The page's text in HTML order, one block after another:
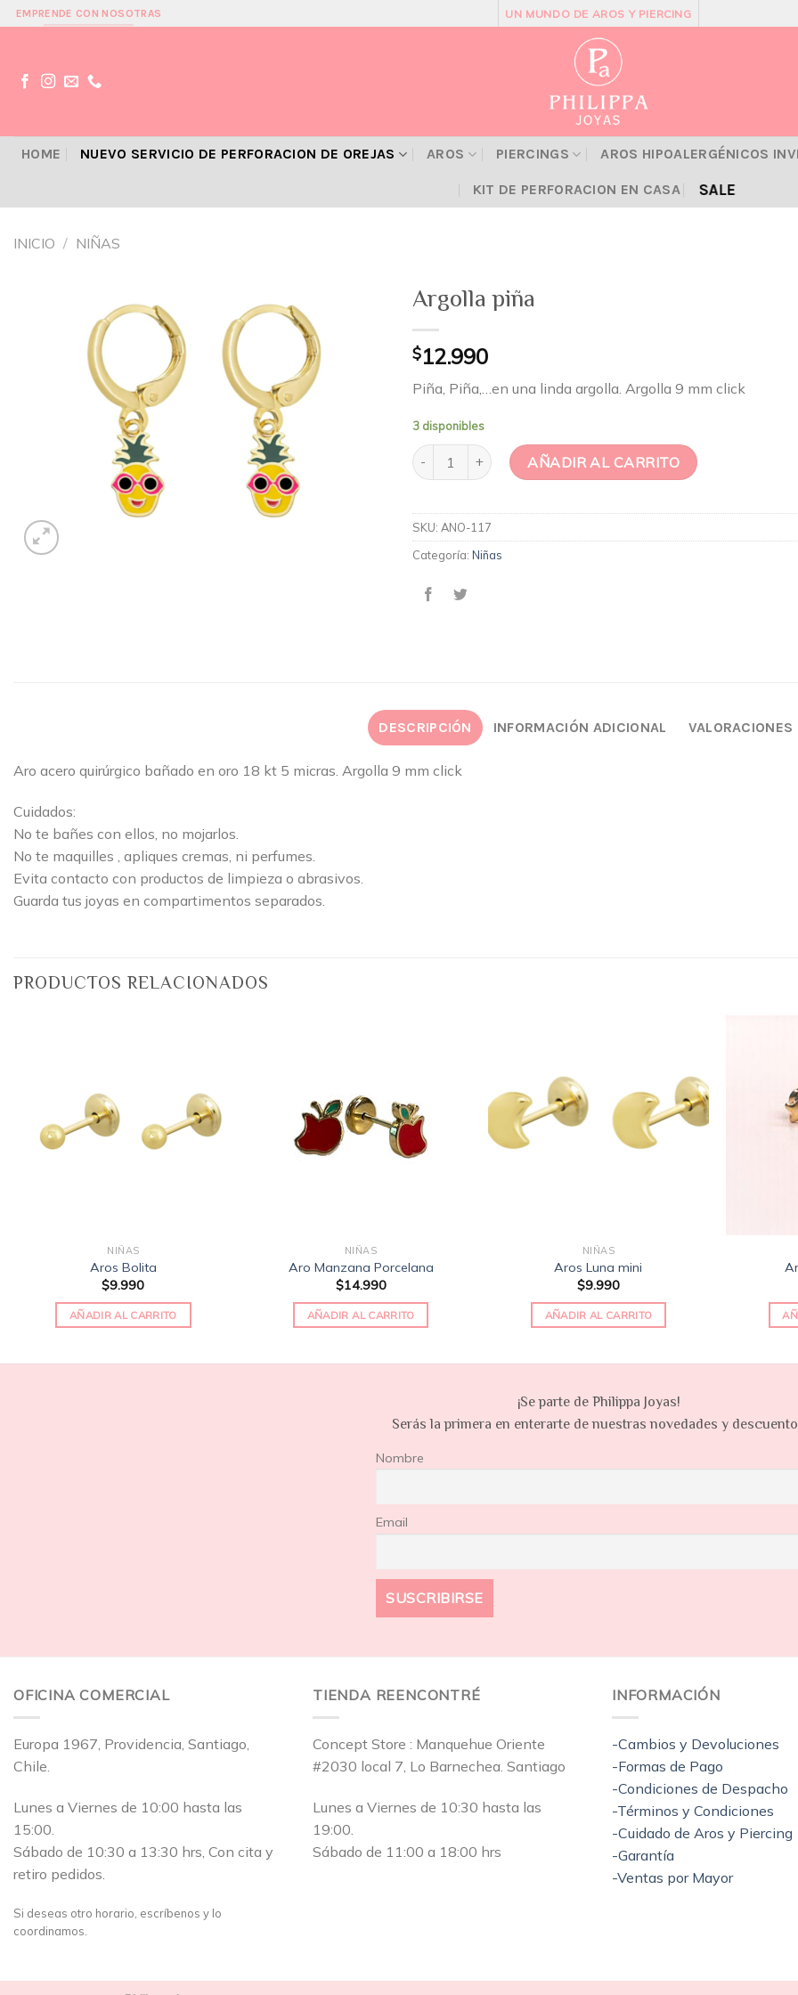
Skip
EMPRENDE CON NOSOTRAS UN MUNDO DE AROS Y PIERCING
HOME NUEVO SERVICIO DE PERFORACION DE OREJAS AROS PIERCINGS AROS HIPOALERGÉNICOS
KIT DE PERFORACION EN CASA SALE
INICIO / NIÑAS
Argolla piña
$12.990
Piña, Piña,…en una linda argolla. Argolla 9 mm click
3 disponibles
Argolla piña cantidadAÑADIR AL CARRITO
SKU: ANO-117
Categoría: Niñas
DESCRIPCIÓN INFORMACIÓN ADICIONAL
Aro acero quirúrgico bañado en oro 18 kt 5 micras. Argolla 9 mm click
Cuidados:
No te bañes con ellos, no mojarlos.
No te maquilles , apliques cremas, ni perfumes.
Evita contacto con productos de limpieza o abrasivos.
Guarda tus joyas en compartimentos separados.
PRODUCTOS RELACIONADOS
de
deseos
NIÑAS
Aros Bolita
$9.990
AÑADIR AL CARRITO
deseos
NIÑAS
Aro Manzana Porcelana
$14.990
AÑADIR AL CARRITO
a la
lista
de
deseos
NIÑAS
Aros Luna mini
$9.990
AÑADIR AL CARRITO
¡Se parte de Philippa Joyas!
Serás la primera en enterarte de nuestras novedades y
Nombre
Email
OFICINA COMERCIAL
Europa 1967, Providencia, Santiago,
Chile.
Lunes a Viernes de 10:00 hasta las
15:00.
Sábado de 10:30 a 13:30 hrs, Con cita y
retiro pedidos.
Si deseas otro horario, escríbenos y lo
coordinamos.
TIENDA REENCONTRÉ
Concept Store : Manquehue Oriente
#2030 local 7, Lo Barnechea. Santiago
Lunes a Viernes de 10:30 hasta las
19:00.
Sábado de 11:00 a 18:00 hrs
INFORMACIÓN
-Cambios y Devoluciones
-Formas de Pago
-Condiciones de Despacho
-Términos y Condiciones
-Cuidado de Aros y Piercing
-Garantía
-Ventas por Mayor